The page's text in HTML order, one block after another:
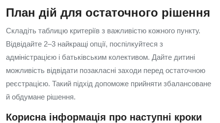
План дій для остаточного рішення
Складіть таблицю критеріїв з важливістю кожного пункту.
Відвідайте 2–3 найкращі опції, поспілкуйтеся з
адміністрацією і батьківським колективом. Дайте дитині
можливість відвідати позакласні заходи перед остаточною
реєстрацією. Такий підхід допоможе прийняти збалансоване
й обдумане рішення.
Корисна інформація про наступні кроки